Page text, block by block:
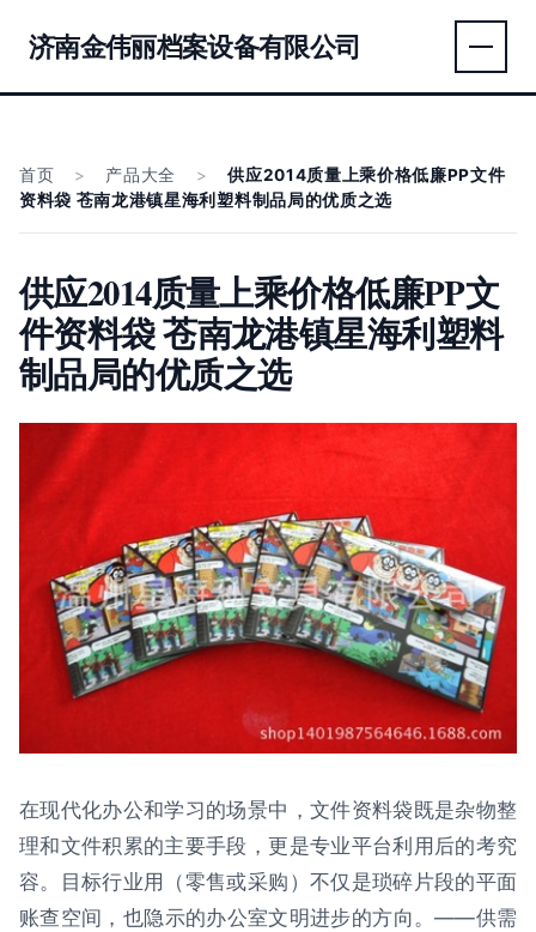
济南金伟丽档案设备有限公司
首页 > 产品大全 >
供应2014质量上乘价格低廉PP文件
资料袋 苍南龙港镇星海利塑料制品局的优质之选
供应2014质量上乘价格低廉PP文
件资料袋 苍南龙港镇星海利塑料
制品局的优质之选
在现代化办公和学习的场景中，文件资料袋既是杂物整
理和文件积累的主要手段，更是专业平台利用后的考究
容。目标行业用（零售或采购）不仅是琐碎片段的平面
账查空间，也隐示的办公室文明进步的方向。——供需